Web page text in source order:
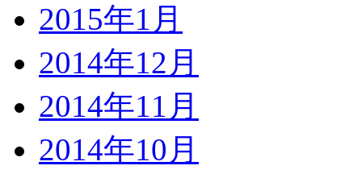
2015年1月
2014年12月
2014年11月
2014年10月